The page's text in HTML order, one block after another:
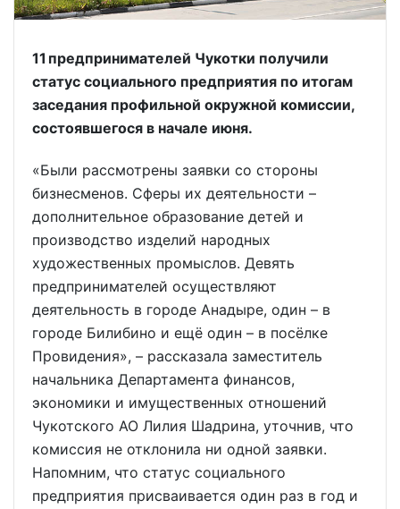
11 предпринимателей Чукотки получили
статус социального предприятия по итогам
заседания профильной окружной комиссии,
состоявшегося в начале июня.
«Были рассмотрены заявки со стороны
бизнесменов. Сферы их деятельности –
дополнительное образование детей и
производство изделий народных
художественных промыслов. Девять
предпринимателей осуществляют
деятельность в городе Анадыре, один – в
городе Билибино и ещё один – в посёлке
Провидения», – рассказала заместитель
начальника Департамента финансов,
экономики и имущественных отношений
Чукотского АО Лилия Шадрина, уточнив, что
комиссия не отклонила ни одной заявки.
Напомним, что статус социального
предприятия присваивается один раз в год и